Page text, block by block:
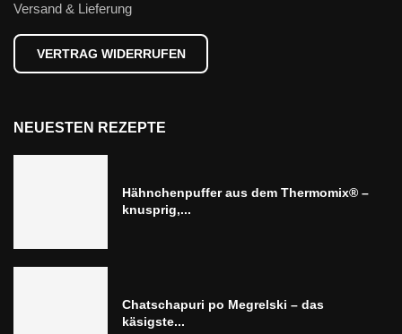
Versand & Lieferung
VERTRAG WIDERRUFEN
NEUESTEN REZEPTE
Hähnchenpuffer aus dem Thermomix® –
knusprig,...
Chatschapuri po Megrelski – das
käsigste...